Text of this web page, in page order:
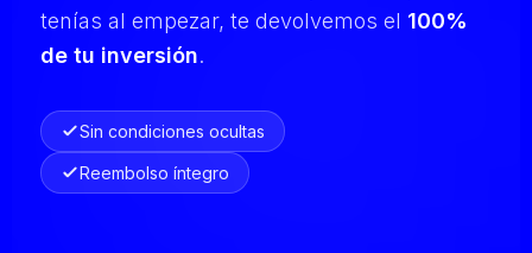
tenías al empezar, te devolvemos el 100%
de tu inversión.
Sin condiciones ocultas
Reembolso íntegro